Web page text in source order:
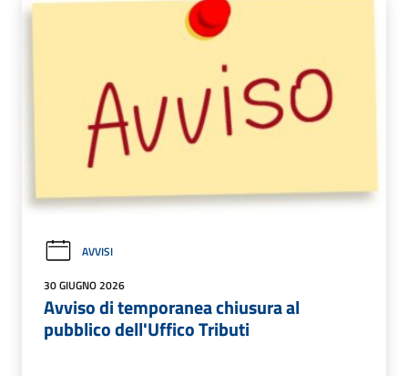
AVVISI
30 GIUGNO 2026
Avviso di temporanea chiusura al
pubblico dell'Uffico Tributi